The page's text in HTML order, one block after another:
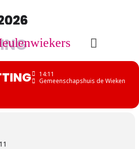
14:11
Gemeenschapshuis de Wieken